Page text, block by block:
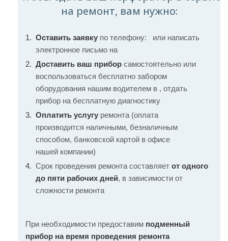
на ремонт, вам нужно:
Оставить заявку по телефону:
или написать
электронное письмо на
Доставить ваш прибор самостоятельно или
воспользоваться бесплатно забором
оборудования нашим водителем в , отдать
прибор на бесплатную диагностику
Оплатить услугу ремонта (оплата
производится наличными, безналичным
способом, банковской картой в офисе
нашей компании)
Срок проведения ремонта составляет от одного
до пяти рабочих дней, в зависимости от
сложности ремонта
При необходимости предоставим подменный
прибор на время проведения ремонта